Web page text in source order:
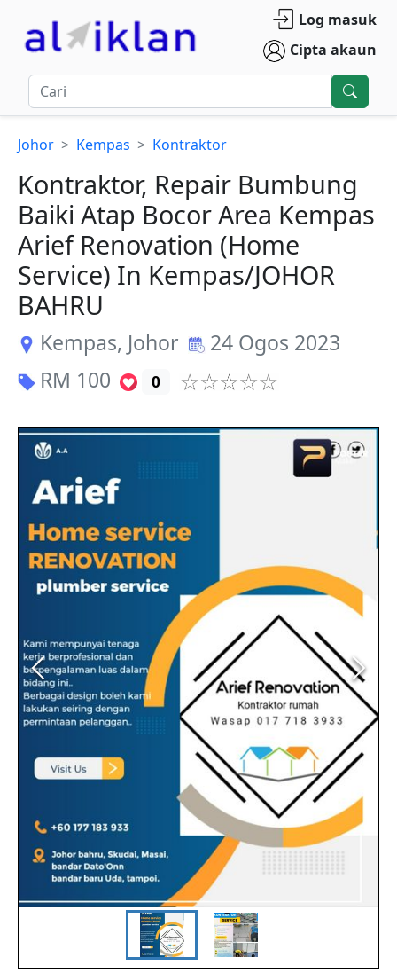
Log masuk
Cipta akaun
Johor Kempas Kontraktor
Kontraktor, Repair Bumbung
Baiki Atap Bocor Area Kempas
Arief Renovation (Home
Service) In Kempas/JOHOR
BAHRU
Kempas, Johor
24 Ogos 2023
RM 100 0